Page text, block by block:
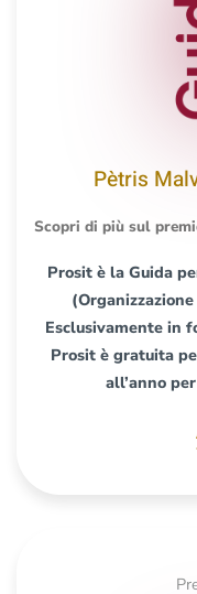
Pètris
Scopri di più sul
Prosit è la Guida
Esclusivamente in
Prosit è gratuita
all’anno